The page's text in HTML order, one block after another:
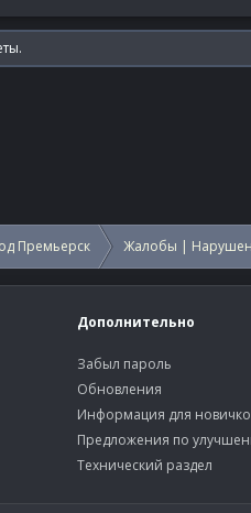
Премьерск Жалобы |
Дополнительно
Забыл пароль
Обновления
Информация для
Предложения по
Технический раздел